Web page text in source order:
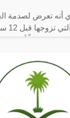
تعرض لصدمة